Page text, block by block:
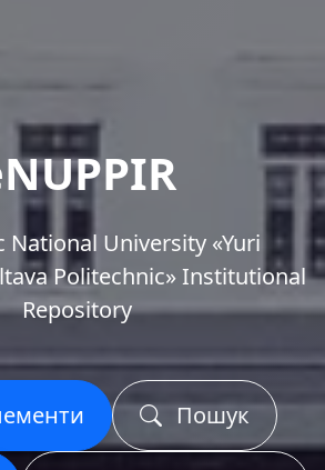
National University «Yuri
Politechnic» Institutional
Repository
Пошук